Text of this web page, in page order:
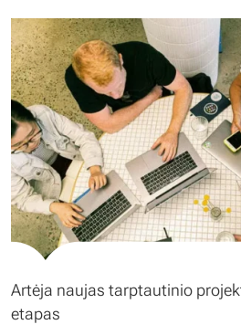
Artėja naujas tarptautinio
etapas